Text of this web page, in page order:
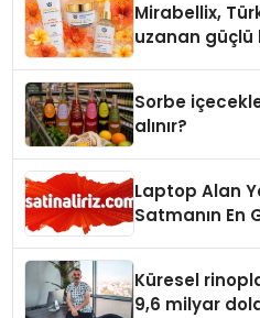
Mirabellix,
uzanan
Sorbe
alınır?
Laptop Alan
Satmanın En
Küresel
9,6 milyar